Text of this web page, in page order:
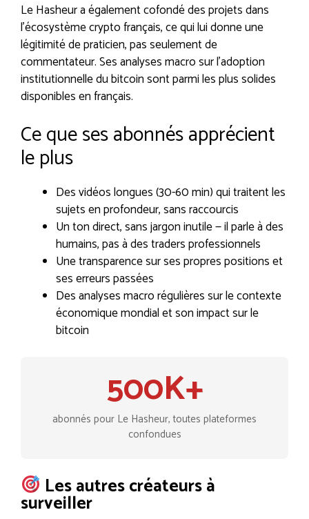
Le Hasheur a également cofondé des projets dans
l’écosystème crypto français, ce qui lui donne une
légitimité de praticien, pas seulement de
commentateur. Ses analyses macro sur l’adoption
institutionnelle du bitcoin sont parmi les plus solides
disponibles en français.
Ce que ses abonnés apprécient
le plus
Des vidéos longues (30-60 min) qui traitent les
sujets en profondeur, sans raccourcis
Un ton direct, sans jargon inutile — il parle à des
humains, pas à des traders professionnels
Une transparence sur ses propres positions et
ses erreurs passées
Des analyses macro régulières sur le contexte
économique mondial et son impact sur le
bitcoin
500K+
abonnés pour Le Hasheur, toutes plateformes
confondues
Les autres créateurs à
surveiller